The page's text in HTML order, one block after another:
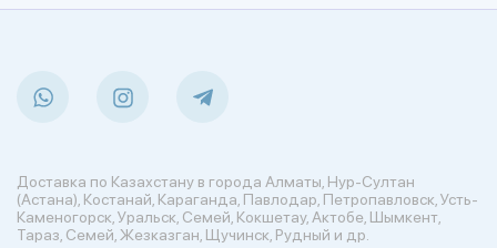
Доставка по Казахстану в города Алматы, Нур-Султан
(Астана), Костанай, Караганда, Павлодар, Петропавловск, Усть-
Каменогорск, Уральск, Семей, Кокшетау, Актобе, Шымкент,
Тараз, Семей, Жезказган, Щучинск, Рудный и др.